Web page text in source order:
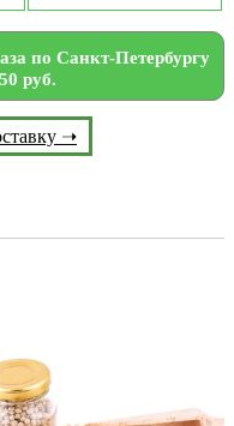
по Санкт-Петербургу
руб.
➝